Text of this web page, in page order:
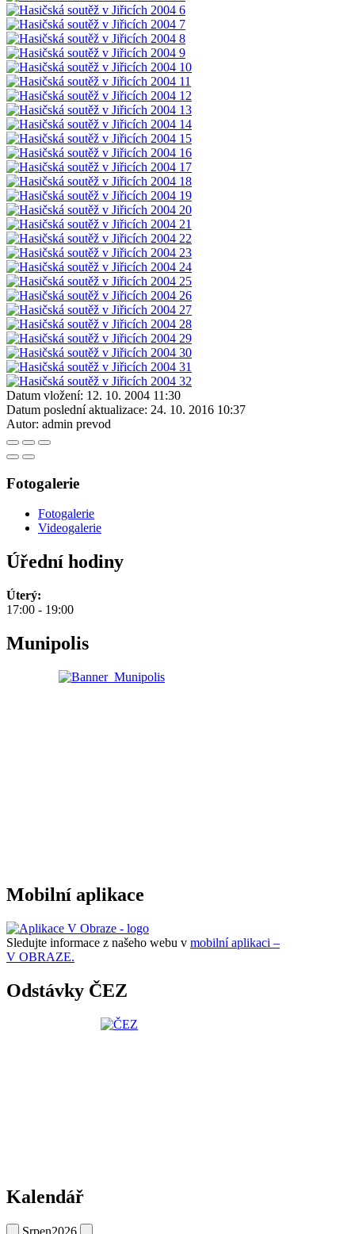
Datum vložení: 12. 10. 2004 11:30
Datum poslední aktualizace: 24. 10. 2016 10:37
Autor: admin prevod
Fotogalerie
Fotogalerie
Videogalerie
Úřední hodiny
Úterý:
17:00 - 19:00
Munipolis
Mobilní aplikace
Sledujte informace z našeho webu v mobilní aplikaci –
V OBRAZE.
Odstávky ČEZ
Kalendář